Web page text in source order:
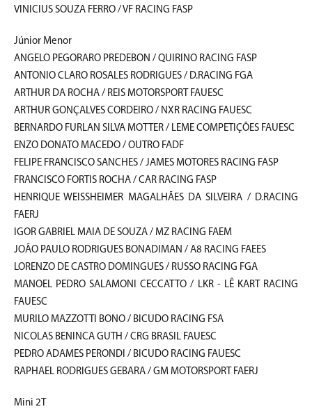
VINICIUS SOUZA FERRO / VF RACING FASP
Júnior Menor
ANGELO PEGORARO PREDEBON / QUIRINO RACING FASP
ANTONIO CLARO ROSALES RODRIGUES / D.RACING FGA
ARTHUR DA ROCHA / REIS MOTORSPORT FAUESC
ARTHUR GONÇALVES CORDEIRO / NXR RACING FAUESC
BERNARDO FURLAN SILVA MOTTER / LEME COMPETIÇÕES FAUESC
ENZO DONATO MACEDO / OUTRO FADF
FELIPE FRANCISCO SANCHES / JAMES MOTORES RACING FASP
FRANCISCO FORTIS ROCHA / CAR RACING FASP
HENRIQUE WEISSHEIMER MAGALHÃES DA SILVEIRA / D.RACING
FAERJ
IGOR GABRIEL MAIA DE SOUZA / MZ RACING FAEM
JOÃO PAULO RODRIGUES BONADIMAN / A8 RACING FAEES
LORENZO DE CASTRO DOMINGUES / RUSSO RACING FGA
MANOEL PEDRO SALAMONI CECCATTO / LKR - LÊ KART RACING
FAUESC
MURILO MAZZOTTI BONO / BICUDO RACING FSA
NICOLAS BENINCA GUTH / CRG BRASIL FAUESC
PEDRO ADAMES PERONDI / BICUDO RACING FAUESC
RAPHAEL RODRIGUES GEBARA / GM MOTORSPORT FAERJ
Mini 2T